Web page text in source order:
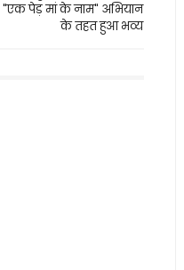
"एक पेड़ मां के नाम" अभियान
के तहत हुआ भव्य